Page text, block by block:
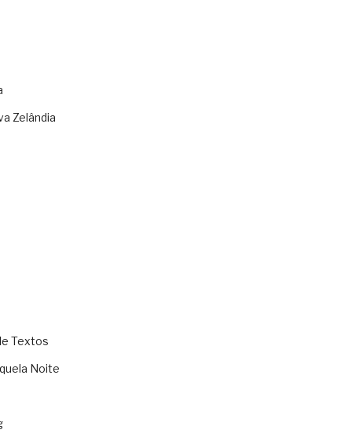
Zelândia
Textos
Noite